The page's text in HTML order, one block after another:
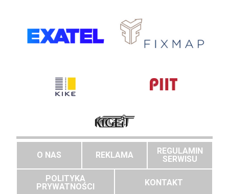
O NAS REKLAMA
REGULAMIN
SERWISU
POLITYKA
PRYWATNOŚCI
KONTAKT